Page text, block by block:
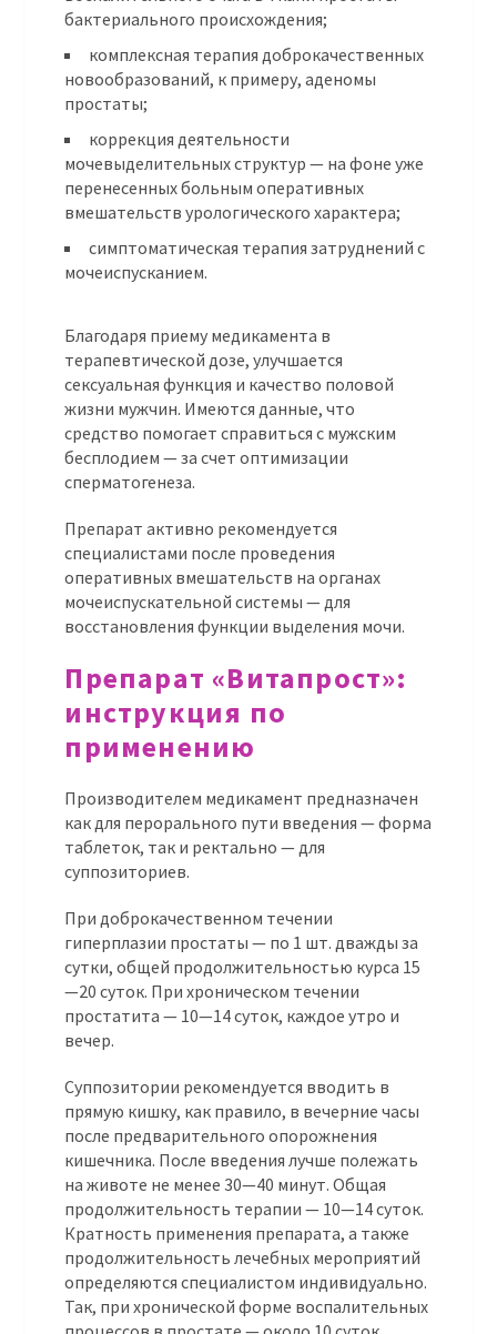
бактериального происхождения;
комплексная терапия доброкачественных
новообразований, к примеру, аденомы
простаты;
коррекция деятельности
мочевыделительных структур — на фоне уже
перенесенных больным оперативных
вмешательств урологического характера;
симптоматическая терапия затруднений с
мочеиспусканием.
Благодаря приему медикамента в
терапевтической дозе, улучшается
сексуальная функция и качество половой
жизни мужчин. Имеются данные, что
средство помогает справиться с мужским
бесплодием — за счет оптимизации
сперматогенеза.
Препарат активно рекомендуется
специалистами после проведения
оперативных вмешательств на органах
мочеиспускательной системы — для
восстановления функции выделения мочи.
Препарат «Витапрост»:
инструкция по
применению
Производителем медикамент предназначен
как для перорального пути введения — форма
таблеток, так и ректально — для
суппозиториев.
При доброкачественном течении
гиперплазии простаты — по 1 шт. дважды за
сутки, общей продолжительностью курса 15
—20 суток. При хроническом течении
простатита — 10—14 суток, каждое утро и
вечер.
Суппозитории рекомендуется вводить в
прямую кишку, как правило, в вечерние часы
после предварительного опорожнения
кишечника. После введения лучше полежать
на животе не менее 30—40 минут. Общая
продолжительность терапии — 10—14 суток.
Кратность применения препарата, а также
продолжительность лечебных мероприятий
определяются специалистом индивидуально.
Так, при хронической форме воспалительных